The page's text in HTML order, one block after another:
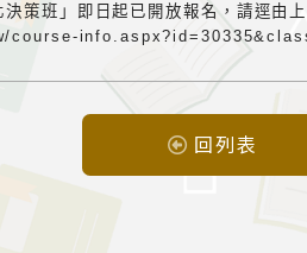
策班」即日起已開放報名，請逕由
回列表